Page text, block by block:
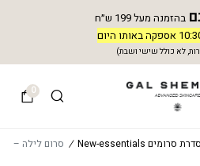
בהזמנה מעל 199 ש״ח
לא כולל שישי ושבת)
0
סדרת סרומים New-essentials / סרום לילה –